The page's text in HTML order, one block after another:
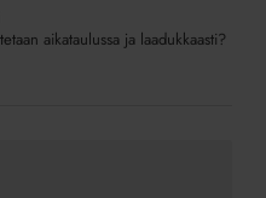
aikataulussa ja laadukkaasti?